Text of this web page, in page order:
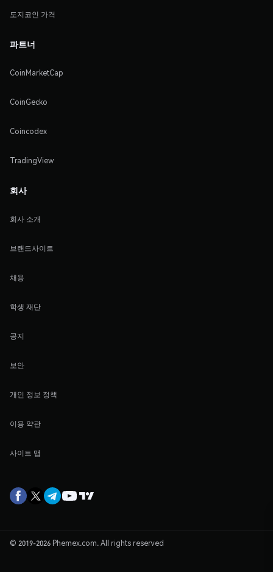
도지코인 가격
파트너
CoinMarketCap
CoinGecko
Coincodex
TradingView
회사
회사 소개
브랜드사이트
채용
학생 재단
공지
보안
개인 정보 정책
이용 약관
사이트 맵
© 2019-2026 Phemex.com. All rights reserved